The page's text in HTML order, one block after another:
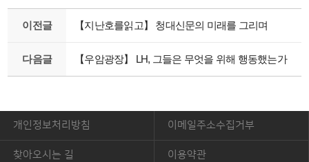
이전글 【지난호를읽고】 청대신문의 미래를 그리며
다음글 【우암광장】 LH, 그들은 무엇을 위해 행동했는가
개인정보처리방침 이메일주소수집거부
찾아오시는 길 이용약관